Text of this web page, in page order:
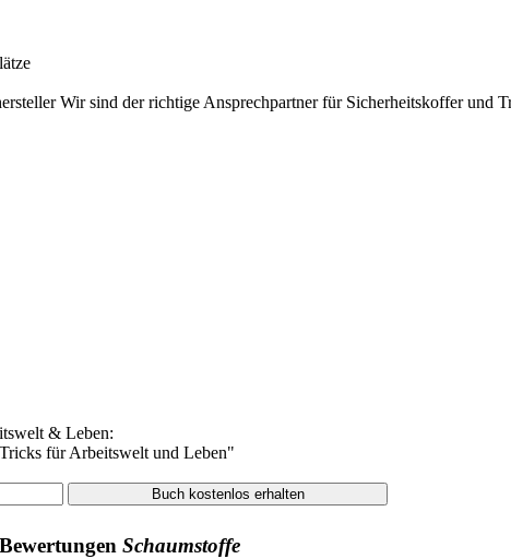
Wir sind der richtige Ansprechpartner für Sicherheitskoffer und
& Leben:
für Arbeitswelt und Leben"
Schaumstoffe